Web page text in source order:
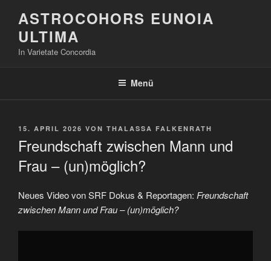
Inhalt
springen
ASTROCOHORS EUNOIA
ULTIMA
In Varietate Concordia
Menü
VERÖFFENTLICHT
15. APRIL 2026 VON THALASSA FALKENRATH
Freundschaft zwischen Mann und
Frau – (un)möglich?
Neues Video von SRF Dokus & Reportagen: Freundschaft
zwischen Mann und Frau – (un)möglich?
„Freundschaft